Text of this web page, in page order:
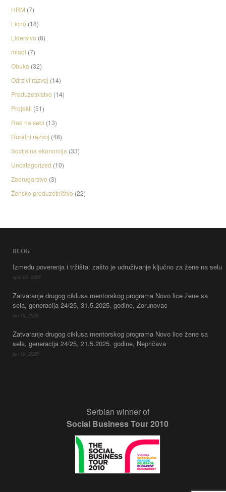
HRM (7)
Licno (18)
Liderstvo (8)
mladi (7)
Obuka (32)
Odrzivi razvoj (14)
Preduzetnistvo (14)
Projekti (51)
Rad na sebi (13)
Ruralni razvoj (48)
Socijalna ekonomija (33)
Uncategorized (10)
Zadrugarstvo (3)
Žensko preduzetništvo (22)
BLOG
Između poverenja i tržišta: zašto je udruživanje ključno za žene na selu
april 25, 2026
Zatvaranje drugog ciklusa mentorskog programa Novo lice žene sa
sela, generacija 24/25, 31.5.2025. godine, Zorunovac
jun 19, 2025
Zatvaranje drugog ciklusa mentorskog programa Novo lice žene sa
sela, generacija 24/25, 21.5.2025. godine, Nepričava
jun 19, 2025
Serbian winner of
Social Business Tour 2010